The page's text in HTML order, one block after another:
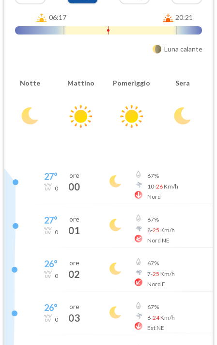
06:17 20:21
Luna calante
Notte Mattino Pomeriggio Sera
27°
0
ore
00
67%
10-26Km/h
Nord
27°
0
ore
01
67%
8-25 Km/h
Nord NE
26°
0
ore
02
67%
7-25 Km/h
Nord E
26°
0
ore
03
67%
6-24Km/h
Est NE